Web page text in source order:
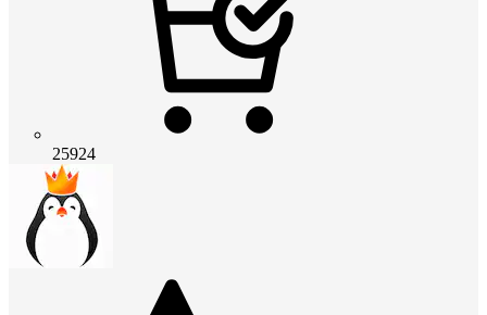
25924